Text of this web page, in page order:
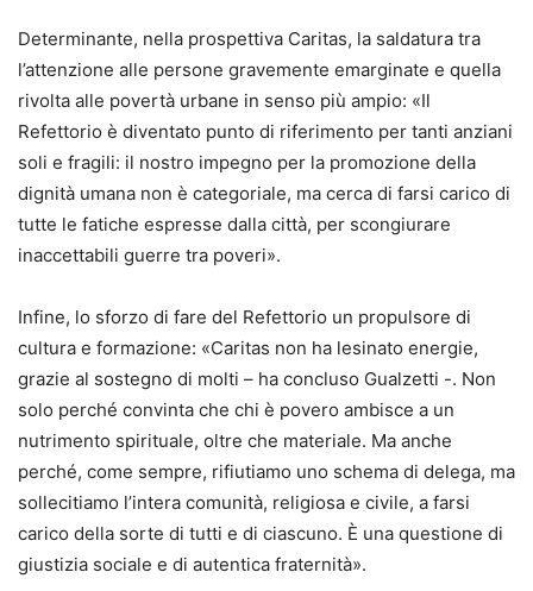
Determinante, nella prospettiva Caritas, la saldatura tra
l’attenzione alle persone gravemente emarginate e quella
rivolta alle povertà urbane in senso più ampio: «Il
Refettorio è diventato punto di riferimento per tanti anziani
soli e fragili: il nostro impegno per la promozione della
dignità umana non è categoriale, ma cerca di farsi carico di
tutte le fatiche espresse dalla città, per scongiurare
inaccettabili guerre tra poveri».
Infine, lo sforzo di fare del Refettorio un propulsore di
cultura e formazione: «Caritas non ha lesinato energie,
grazie al sostegno di molti – ha concluso Gualzetti -. Non
solo perché convinta che chi è povero ambisce a un
nutrimento spirituale, oltre che materiale. Ma anche
perché, come sempre, rifiutiamo uno schema di delega, ma
sollecitiamo l’intera comunità, religiosa e civile, a farsi
carico della sorte di tutti e di ciascuno. È una questione di
giustizia sociale e di autentica fraternità».